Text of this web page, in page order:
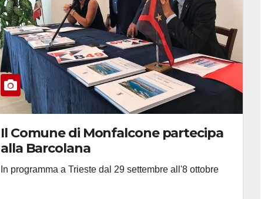
Il Comune di Monfalcone partecipa
alla Barcolana
In programma a Trieste dal 29 settembre all'8 ottobre